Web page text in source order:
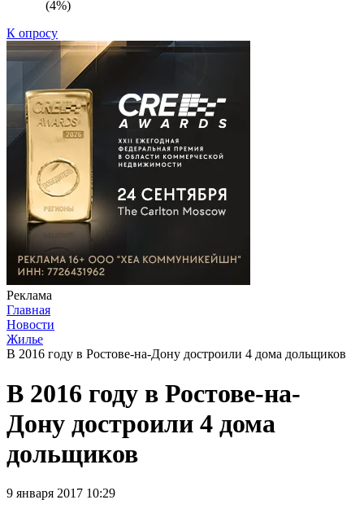
(4%)
К опросу
Реклама
Главная
Новости
Жилье
В 2016 году в Ростове-на-Дону достроили 4 дома дольщиков
В 2016 году в Ростове-на-
Дону достроили 4 дома
дольщиков
9 января 2017 10:29